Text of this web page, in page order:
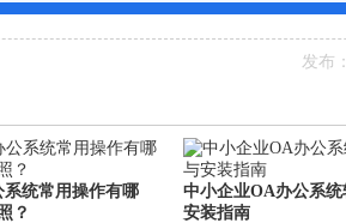
发布
统常用操作有哪
？
中小企业OA办公系
安装指南